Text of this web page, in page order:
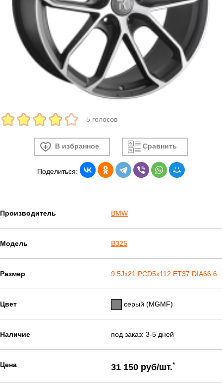
5 голосов
В избранное Сравнить
Поделиться:
Производитель BMW
Модель B325
Размер 9.5Jx21 PCD5x112 ET37 DIA66.6
Цвет серый (MGMF)
Наличие под заказ: 3-5 дней
Цена 31 150 руб/шт.*